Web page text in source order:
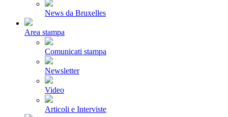
News da Bruxelles
Area stampa
Comunicati stampa
Newsletter
Video
Articoli e Interviste